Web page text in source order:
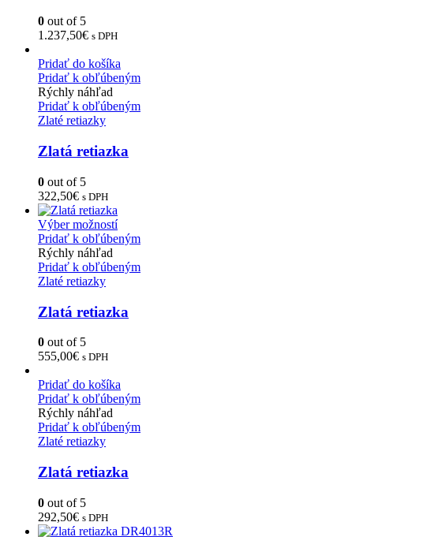
0 out of 5
1.237,50€ s DPH
Pridať do košíka
Pridať k obľúbeným
Rýchly náhľad
Pridať k obľúbeným
Zlaté retiazky
Zlatá retiazka
0 out of 5
322,50€ s DPH
Výber možností
Pridať k obľúbeným
Rýchly náhľad
Pridať k obľúbeným
Zlaté retiazky
Zlatá retiazka
0 out of 5
555,00€ s DPH
Pridať do košíka
Pridať k obľúbeným
Rýchly náhľad
Pridať k obľúbeným
Zlaté retiazky
Zlatá retiazka
0 out of 5
292,50€ s DPH